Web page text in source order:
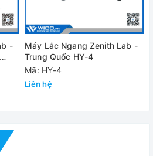
lắc
-
Máy Lắc Ngang Zenith Lab -
Trung Quốc HY-4
Mã: HY-4
Liên hệ